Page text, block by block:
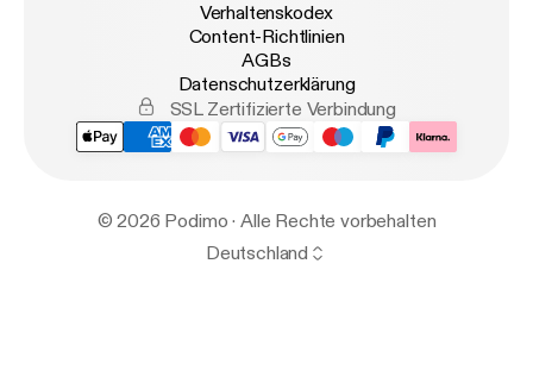
Verhaltenskodex
Content-Richtlinien
AGBs
Datenschutzerklärung
SSL Zertifizierte Verbindung
© 2026 Podimo · Alle Rechte vorbehalten
Deutschland